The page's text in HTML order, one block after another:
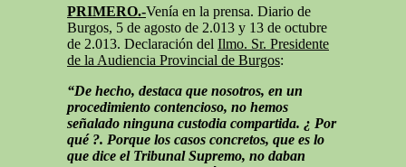
PRIMERO.-Venía en la prensa. Diario de
Burgos, 5 de agosto de 2.013 y 13 de octubre
de 2.013. Declaración del Ilmo. Sr. Presidente
de la Audiencia Provincial de Burgos:
“De hecho, destaca que nosotros, en un
procedimiento contencioso, no hemos
señalado ninguna custodia compartida. ¿ Por
qué ?. Porque los casos concretos, que es lo
que dice el Tribunal Supremo, no daban